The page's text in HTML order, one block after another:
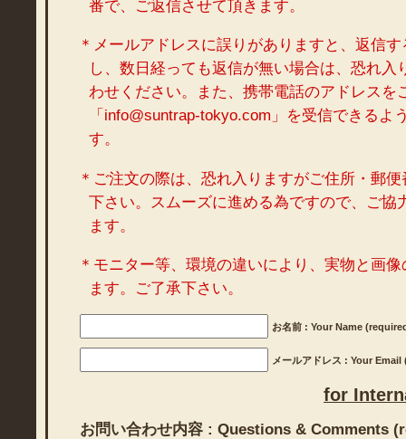
番で、ご返信させて頂きます。
＊メールアドレスに誤りがありますと、返信
し、数日経っても返信が無い場合は、恐れ入
わせください。また、携帯電話のアドレスを
「info@suntrap-tokyo.com」を受信できるよ
す。
＊ご注文の際は、恐れ入りますがご住所・郵
下さい。スムーズに進める為ですので、ご協
ます。
＊モニター等、環境の違いにより、実物と画
ます。ご了承下さい。
お名前 : Your Name
メールアドレス : Your
for
お問い合わせ内容 : Questions & Comments